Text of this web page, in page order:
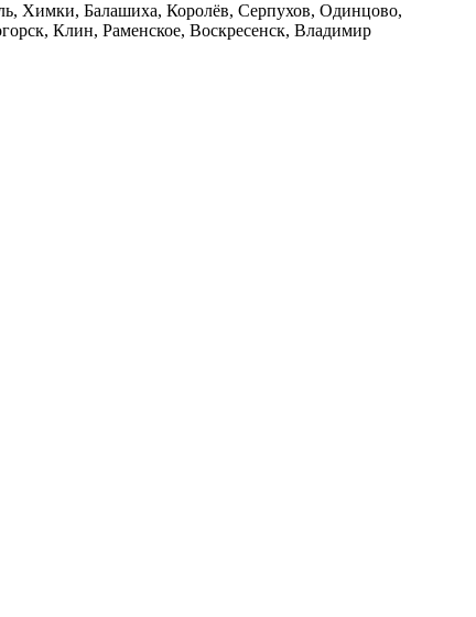
Химки, Балашиха, Королёв, Серпухов, Одинцово,
Клин, Раменское, Воскресенск, Владимир